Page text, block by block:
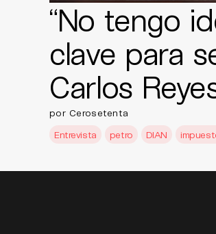
“No tengo
clave para
Carlos
por Cerosetenta
Entrevista
petro DIAN